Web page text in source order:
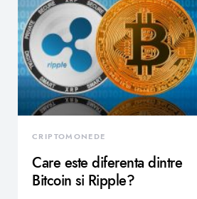
CRIPTOMONEDE
Care este diferenta dintre
Bitcoin si Ripple?